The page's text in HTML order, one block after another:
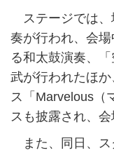
ステージでは、
奏が行われ、会
る和太鼓演奏、
武が行われたほ
ス「Marvelous（
スも披露され、会
また、同日、ス